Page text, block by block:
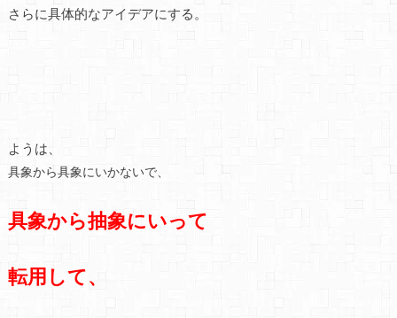
さらに具体的なアイデアにする。
ようは、
具象から具象にいかないで、
具象から抽象にいって
転用して、